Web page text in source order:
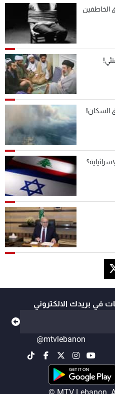
السكان!
في بريدك الالكتروني
@mtvlebanon
© MTV Lebanon.